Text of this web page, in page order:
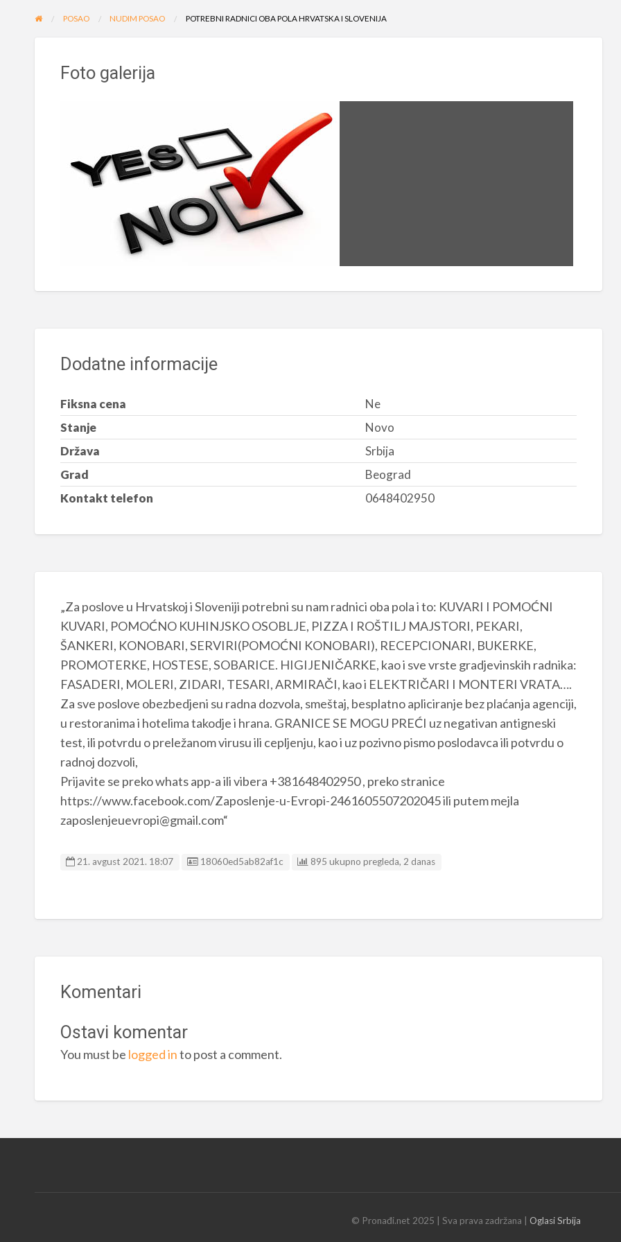
POSAO NUDIM POSAO POTREBNI RADNICI OBA POLA HRVATSKA I SLOVENIJA
Foto galerija
Dodatne informacije
Fiksna cena
Ne
Stanje
Novo
Država
Srbija
Grad
Beograd
Kontakt telefon
0648402950
„Za poslove u Hrvatskoj i Sloveniji potrebni su nam radnici oba pola i to: KUVARI I POMOĆNI
KUVARI, POMOĆNO KUHINJSKO OSOBLJE, PIZZA I ROŠTILJ MAJSTORI, PEKARI,
ŠANKERI, KONOBARI, SERVIRI(POMOĆNI KONOBARI), RECEPCIONARI, BUKERKE,
PROMOTERKE, HOSTESE, SOBARICE. HIGIJENIČARKE, kao i sve vrste gradjevinskih radnika:
FASADERI, MOLERI, ZIDARI, TESARI, ARMIRAČI, kao i ELEKTRIČARI I MONTERI VRATA….
Za sve poslove obezbedjeni su radna dozvola, smeštaj, besplatno apliciranje bez plaćanja agenciji,
u restoranima i hotelima takodje i hrana. GRANICE SE MOGU PREĆI uz negativan antigneski
test, ili potvrdu o preležanom virusu ili cepljenju, kao i uz pozivno pismo poslodavca ili potvrdu o
radnoj dozvoli,
Prijavite se preko whats app-a ili vibera +381648402950 , preko stranice
https://www.facebook.com/Zaposlenje-u-Evropi-2461605507202045 ili putem mejla
zaposlenjeuevropi@gmail.com“
21. avgust 2021. 18:07 Listing ID
18060ed5ab82af1c 895 ukupno pregleda, 2 danas
Komentari
Ostavi komentar
You must be logged into post a comment.
© Pronađi.net 2025 | Sva prava zadržana | Oglasi Srbija